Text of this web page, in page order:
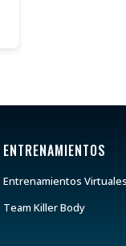
ENTRENAMIENTOS
Entrenamientos Virtuales
Team Killer Body